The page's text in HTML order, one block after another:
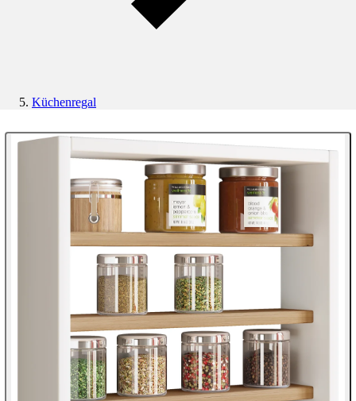
Küchenregal